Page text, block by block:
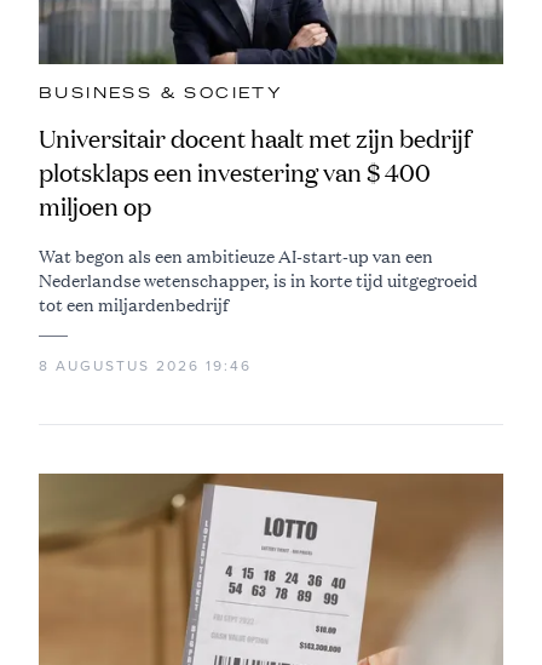
BUSINESS & SOCIETY
Universitair docent haalt met zijn bedrijf
plotsklaps een investering van $ 400
miljoen op
Wat begon als een ambitieuze AI-start-up van een
Nederlandse wetenschapper, is in korte tijd uitgegroeid
tot een miljardenbedrijf
8 AUGUSTUS 2026 19:46